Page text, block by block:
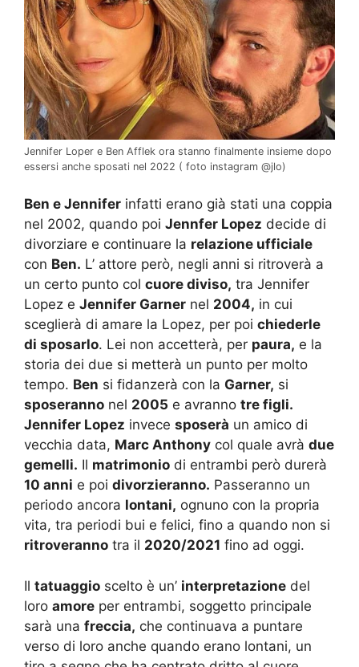
Jennifer Loper e Ben Afflek ora stanno finalmente insieme dopo
essersi anche sposati nel 2022 ( foto instagram @jlo)
Ben e Jennifer infatti erano già stati una coppia
nel 2002, quando poi Jennfer Lopez decide di
divorziare e continuare la relazione ufficiale
con Ben. L’ attore però, negli anni si ritroverà a
un certo punto col cuore diviso, tra Jennifer
Lopez e Jennifer Garner nel 2004, in cui
sceglierà di amare la Lopez, per poi chiederle
di sposarlo. Lei non accetterà, per paura, e la
storia dei due si metterà un punto per molto
tempo. Ben si fidanzerà con la Garner, si
sposeranno nel 2005 e avranno tre figli.
Jennifer Lopez invece sposerà un amico di
vecchia data, Marc Anthony col quale avrà due
gemelli. Il matrimonio di entrambi però durerà
10 anni e poi divorzieranno. Passeranno un
periodo ancora lontani, ognuno con la propria
vita, tra periodi bui e felici, fino a quando non si
ritroveranno tra il 2020/2021 fino ad oggi.
Il tatuaggio scelto è un’ interpretazione del
loro amore per entrambi, soggetto principale
sarà una freccia, che continuava a puntare
verso di loro anche quando erano lontani, un